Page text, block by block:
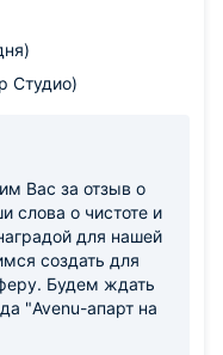
Студио)
Вас за отзыв о
слова о чистоте и
для нашей
создать для
Будем ждать
"Avenu-апарт на